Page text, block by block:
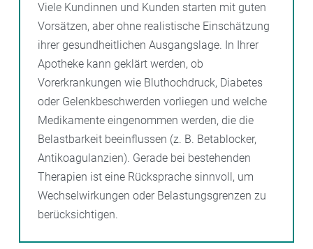
Viele Kundinnen und Kunden starten mit guten
Vorsätzen, aber ohne realistische Einschätzung
ihrer gesundheitlichen Ausgangslage. In Ihrer
Apotheke kann geklärt werden, ob
Vorerkrankungen wie Bluthochdruck, Diabetes
oder Gelenkbeschwerden vorliegen und welche
Medikamente eingenommen werden, die die
Belastbarkeit beeinflussen (z. B. Betablocker,
Antikoagulanzien). Gerade bei bestehenden
Therapien ist eine Rücksprache sinnvoll, um
Wechselwirkungen oder Belastungsgrenzen zu
berücksichtigen.